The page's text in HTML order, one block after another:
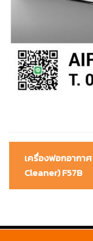
Post
navigation
เครื่องฟอกอากา
Cleaner) F57B